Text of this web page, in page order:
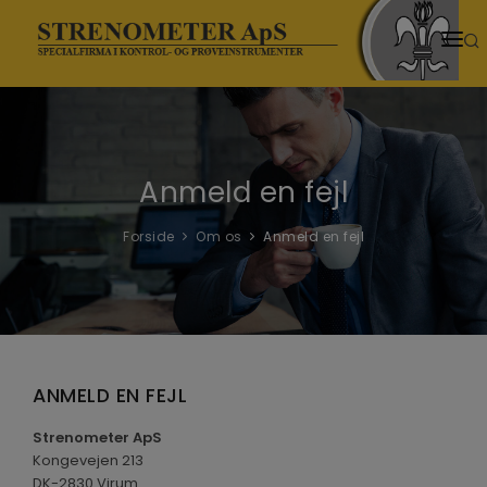
HJEM
TEMASIDER
VIDENSCENTER
DOWNLOADS
VIDEOER
OM OS
Anmeld en fejl
Forside Om os Anmeld en fejl
ANMELD EN FEJL
Strenometer ApS
Kongevejen 213